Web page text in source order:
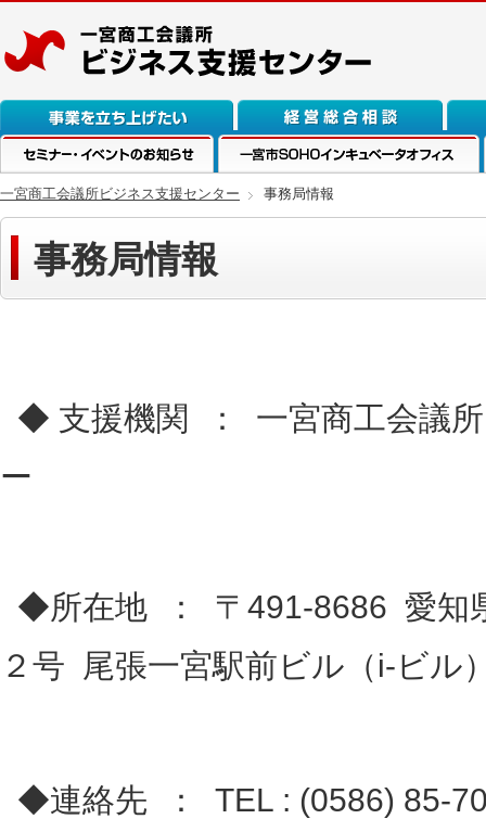
事業を立ち上げたい 経営総合相談 融資
セミナー・イベントのお知らせ
一宮市SOHOインキュベーションオフィ
ス
一宮商工会議所ビジネス支援センター 事務局情報
事務局情報
◆ 支援機関 ： 一宮商工会議
ー
◆所在地 ： 〒491-8686 愛知
２号 尾張一宮駅前ビル（i-ビル
◆連絡先 ： TEL : (0586)